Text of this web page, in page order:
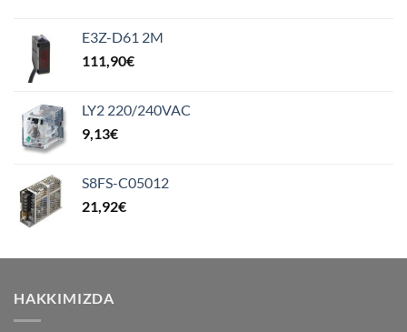
E3Z-D61 2M
111,90€
LY2 220/240VAC
9,13€
S8FS-C05012
21,92€
HAKKIMIZDA